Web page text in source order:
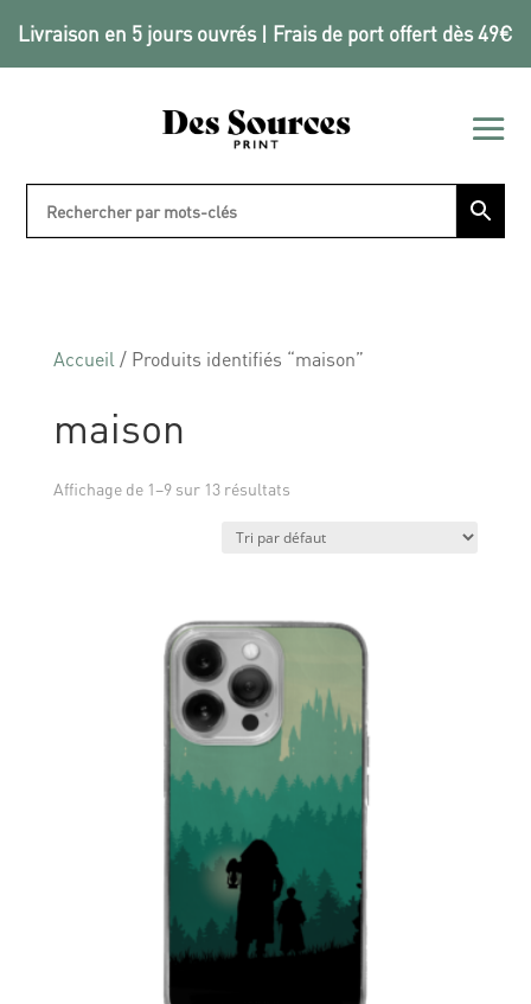
Livraison en 5 jours ouvrés | Frais de port offert dès 49€
Accueil / Produits identifiés “maison”
maison
Affichage de 1–9 sur 13 résultats